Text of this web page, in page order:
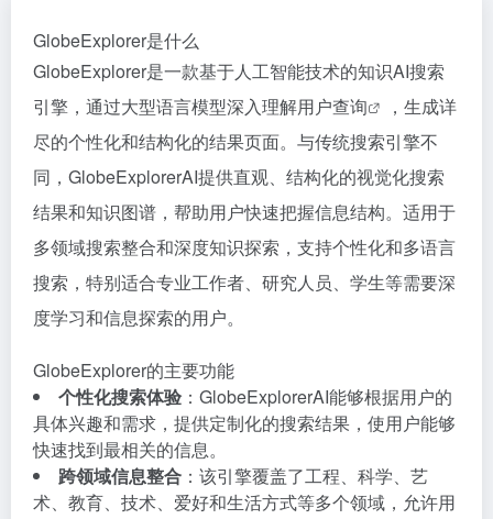
GlobeExplorer是什么
GlobeExplorer是一款基于人工智能技术的知识AI搜索
引擎，通过大型语言模型深入理解用户查询
，生成详
尽的个性化和结构化的结果页面。与传统搜索引擎不
同，GlobeExplorerAI提供直观、结构化的视觉化搜索
结果和知识图谱，帮助用户快速把握信息结构。适用于
多领域搜索整合和深度知识探索，支持个性化和多语言
搜索，特别适合专业工作者、研究人员、学生等需要深
度学习和信息探索的用户。
GlobeExplorer的主要功能
个性化搜索体验 ：GlobeExplorerAI能够根据用户的
具体兴趣和需求，提供定制化的搜索结果，使用户能够
快速找到最相关的信息。
跨领域信息整合 ：该引擎覆盖了工程、科学、艺
术、教育、技术、爱好和生活方式等多个领域，允许用